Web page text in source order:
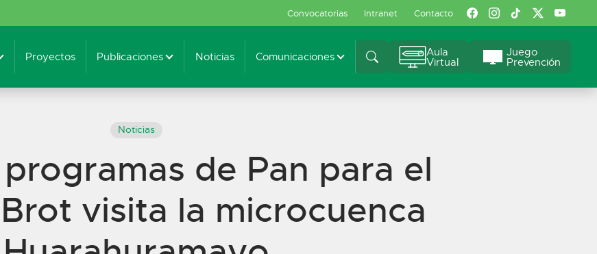
Convocatorias Intranet Contacto
Proyectos Publicaciones Noticias Comunicaciones Aula
Virtual
Juego
Prevención
Noticias
de Pan para el
visita la microcuenca